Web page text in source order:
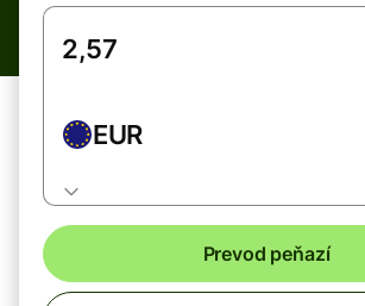
EUR
Prevod peňazí